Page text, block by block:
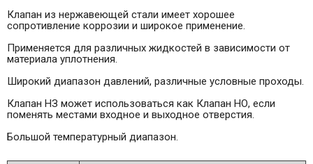
Клапан из нержавеющей стали имеет хорошее
сопротивление коррозии и широкое применение.
Применяется для различных жидкостей в зависимости от
материала уплотнения.
Широкий диапазон давлений, различные условные проходы.
Клапан НЗ может использоваться как Клапан НО, если
поменять местами входное и выходное отверстия.
Большой температурный диапазон.